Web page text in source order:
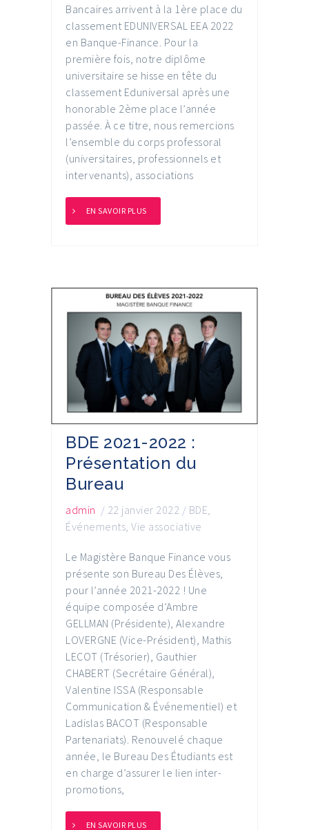
Bancaires arrivent à la 1ère place du
classement EDUNIVERSAL EEA 2022
en Banque-Finance. Pour la
première fois, notre diplôme
universitaire se hisse en tête du
classement Eduniversal après une
honorable 2ème place l’année
passée. À ce titre, nous remercions
l’ensemble du corps professoral
(universitaires, professionnels et
intervenants), associations
EN SAVOIR PLUS
BDE 2021-2022 :
Présentation du
Bureau
admin / 22 janvier 2022 / BDE,
Événements, Vie associative
Le Magistère Banque Finance vous
présente son Bureau Des Élèves,
pour l’année 2021-2022 ! Une
équipe composée d’Ambre
GELLMAN (Présidente), Alexandre
LOVERGNE (Vice-Président), Mathis
LECOT (Trésorier), Gauthier
CHABERT (Secrétaire Général),
Valentine ISSA (Responsable
Communication & Événementiel) et
Ladislas BACOT (Responsable
Partenariats). Renouvelé chaque
année, le Bureau Des Étudiants est
en charge d’assurer le lien inter-
promotions,
EN SAVOIR PLUS